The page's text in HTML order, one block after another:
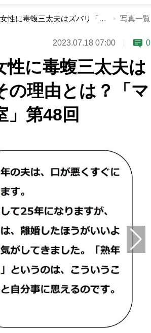
熟年離婚を考え始めた女性に毒蝮三太夫はズバリ「別れるな」。その理由とは？「マムちゃんの毒入り相談室」第48回 写真一覧
2023.07.18 07:00 0
に毒蝮三太夫は
の理由とは？「マ
」第48回